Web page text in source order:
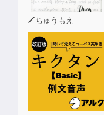
ちゅうもえ